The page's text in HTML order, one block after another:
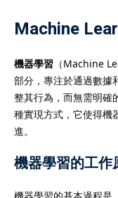
Machine
機器學習 （Machine
部分，專注於通過數據
整其行為，而無需明確
種實現方式，它使得機
進。
機器學習的工作